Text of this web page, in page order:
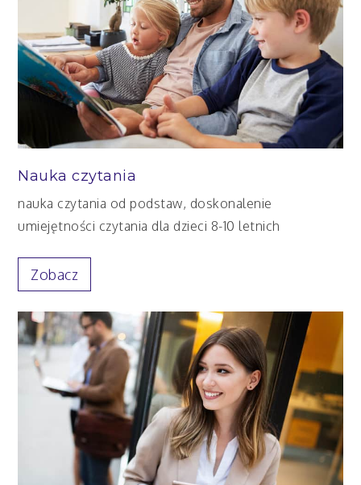
Nauka czytania
nauka czytania od podstaw, doskonalenie
umiejętności czytania dla dzieci 8-10 letnich
Zobacz